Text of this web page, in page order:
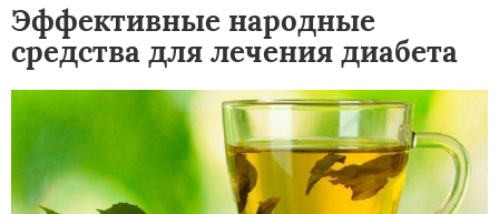
Эффективные народные
средства для лечения диабета